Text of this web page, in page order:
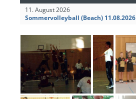
11. August 2026
Sommervolleyball (Beach) 11.08.2026